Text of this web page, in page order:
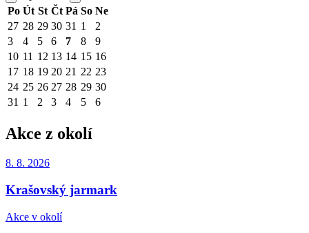
Po Út St Čt Pá So Ne
27 28 29 30 31 1
2
3
4 5 6 7 8
9
10 11 12 13 14 15 16
17 18 19 20 21 22 23
24 25 26 27 28 29 30
31 1 2 3 4 5 6
Akce z okolí
8. 8. 2026
Krašovský jarmark
Akce v okolí